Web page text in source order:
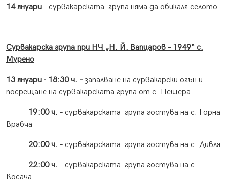
14 януари – сурвакарската група няма да обикаля селото
Сурвакарска група при НЧ „Н. Й. Вапцаров – 1949“ с.
Мурено
13 януари - 18:30 ч. –запалване на сурвакарски огън и
посрещане на сурвакарската група от с. Пещера
19:00 ч. – сурвакарската група гостува на с. Горна
Врабча
20:00 ч. – сурвакарската група гостува на с. Дивля
22:00 ч. – сурвакарската група гостува на с.
Косача